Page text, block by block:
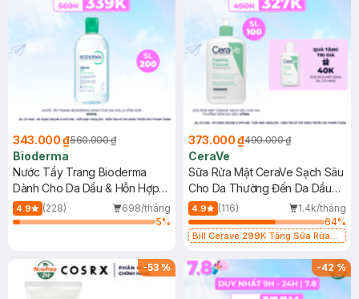
343.000 ₫560.000 ₫
Bioderma
Nước Tẩy Trang Bioderma
Dành Cho Da Dầu & Hỗn Hợp
500ml
4.9 (228)
698/tháng
5%
373.000 ₫490.000 ₫
CeraVe
Sữa Rửa Mặt CeraVe Sạch Sâu
Cho Da Thường Đến Da Dầu
473ml
4.9 (116)
1.4k/tháng
64%
Bill Cerave 299K Tặng Sữa Rửa
-53 % -42%